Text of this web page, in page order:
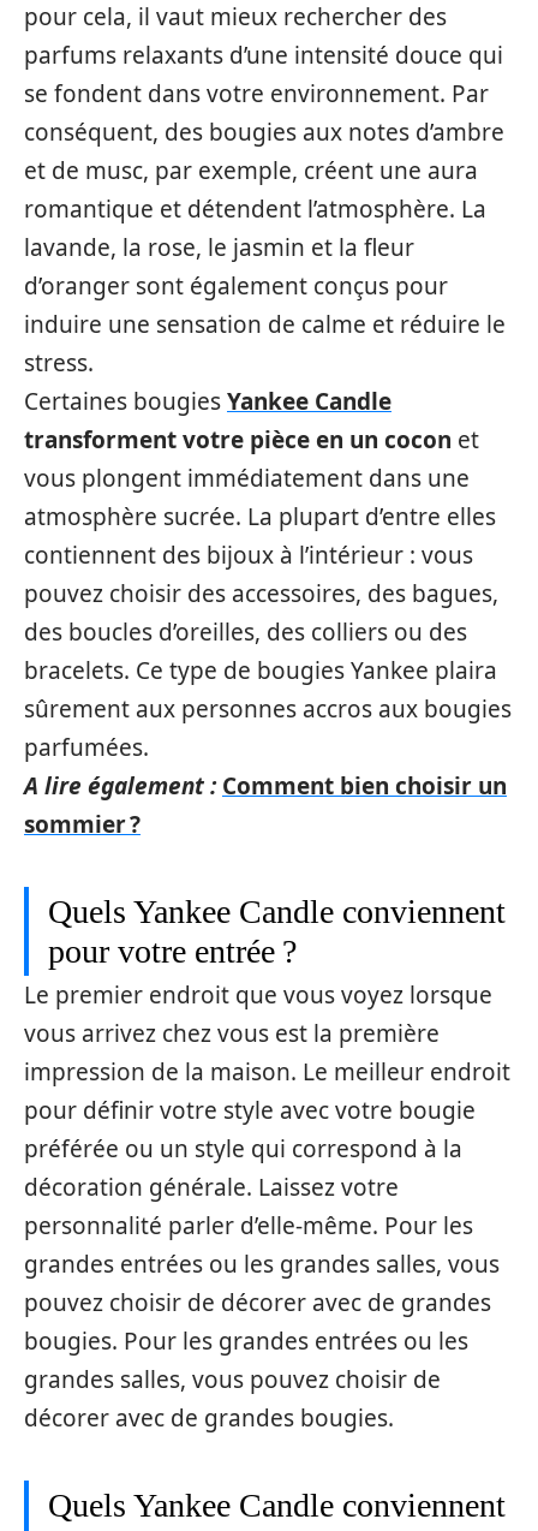
pour cela, il vaut mieux rechercher des
parfums relaxants d’une intensité douce qui
se fondent dans votre environnement. Par
conséquent, des bougies aux notes d’ambre
et de musc, par exemple, créent une aura
romantique et détendent l’atmosphère. La
lavande, la rose, le jasmin et la fleur
d’oranger sont également conçus pour
induire une sensation de calme et réduire le
stress.
Certaines bougiesYankee Candle
transforment votre pièce en un cocon et
vous plongent immédiatement dans une
atmosphère sucrée. La plupart d’entre elles
contiennent des bijoux à l’intérieur : vous
pouvez choisir des accessoires, des bagues,
des boucles d’oreilles, des colliers ou des
bracelets. Ce type de bougies Yankee plaira
sûrement aux personnes accros aux bougies
parfumées.
A lire également : Comment bien choisir un
sommier ?
Quels Yankee Candle conviennent
pour votre entrée ?
Le premier endroit que vous voyez lorsque
vous arrivez chez vous est la première
impression de la maison. Le meilleur endroit
pour définir votre style avec votre bougie
préférée ou un style qui correspond à la
décoration générale. Laissez votre
personnalité parler d’elle-même. Pour les
grandes entrées ou les grandes salles, vous
pouvez choisir de décorer avec de grandes
bougies. Pour les grandes entrées ou les
grandes salles, vous pouvez choisir de
décorer avec de grandes bougies.
Quels Yankee Candle conviennent